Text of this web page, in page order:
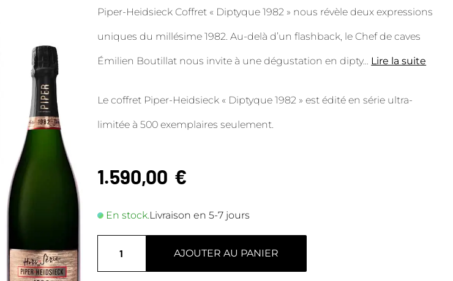
Piper-Heidsieck Coffret « Diptyque 1982 » nous révèle deux expressions
uniques du millésime 1982. Au-delà d’un flashback, le Chef de caves
Émilien Boutillat nous invite à une dégustation en dipty... Lire la suite
Le coffret Piper-Heidsieck « Diptyque 1982 » est édité en série ultra-
limitée à 500 exemplaires seulement.
1.590,00 €
En stock.Livraison en 5-7 jours
AJOUTER AU PANIER